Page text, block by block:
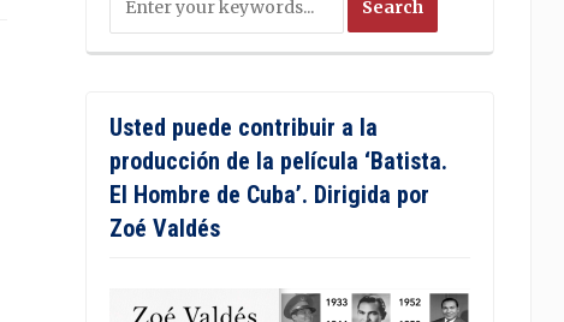
Usted puede contribuir a la
producción de la película ‘Batista.
El Hombre de Cuba’. Dirigida por
Zoé Valdés